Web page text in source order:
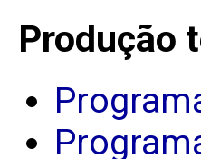
Produção